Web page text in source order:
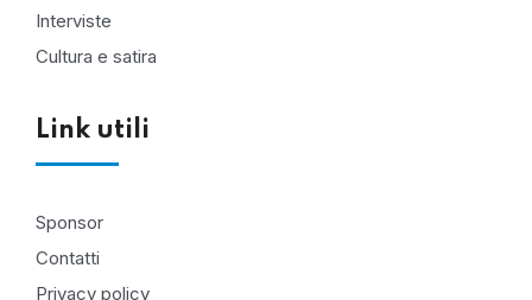
Interviste
Cultura e satira
Link utili
Sponsor
Contatti
Privacy policy